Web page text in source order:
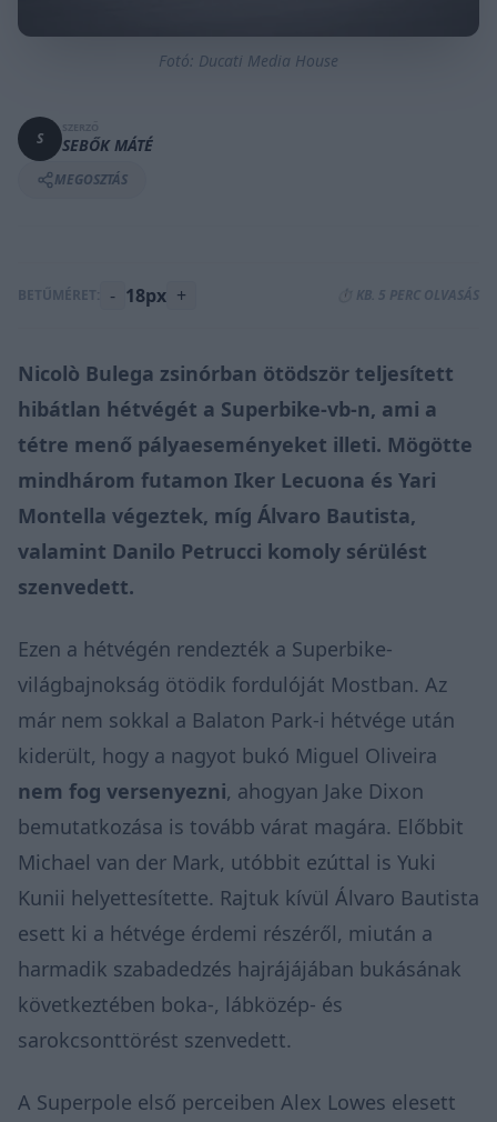
Fotó: Ducati Media House
S SEBŐK MÁTÉ
MEGOSZTÁS
BETŰMÉRET: - 18px + ⏱️ KB. 5 PERC OLVASÁS
Nicolò Bulega zsinórban ötödször teljesített
hibátlan hétvégét a Superbike-vb-n, ami a
tétre menő pályaeseményeket illeti. Mögötte
mindhárom futamon Iker Lecuona és Yari
Montella végeztek, míg Álvaro Bautista,
valamint Danilo Petrucci komoly sérülést
szenvedett.
Ezen a hétvégén rendezték a Superbike-
világbajnokság ötödik fordulóját Mostban. Az
már nem sokkal a Balaton Park-i hétvége után
kiderült, hogy a nagyot bukó Miguel Oliveira
nem fog versenyezni, ahogyan Jake Dixon
bemutatkozása is tovább várat magára. Előbbit
Michael van der Mark, utóbbit ezúttal is Yuki
Kunii helyettesítette. Rajtuk kívül Álvaro Bautista
esett ki a hétvége érdemi részéről, miután a
harmadik szabadedzés hajrájájában bukásának
következtében boka-, lábközép- és
sarokcsonttörést szenvedett.
A Superpole első perceiben Alex Lowes elesett